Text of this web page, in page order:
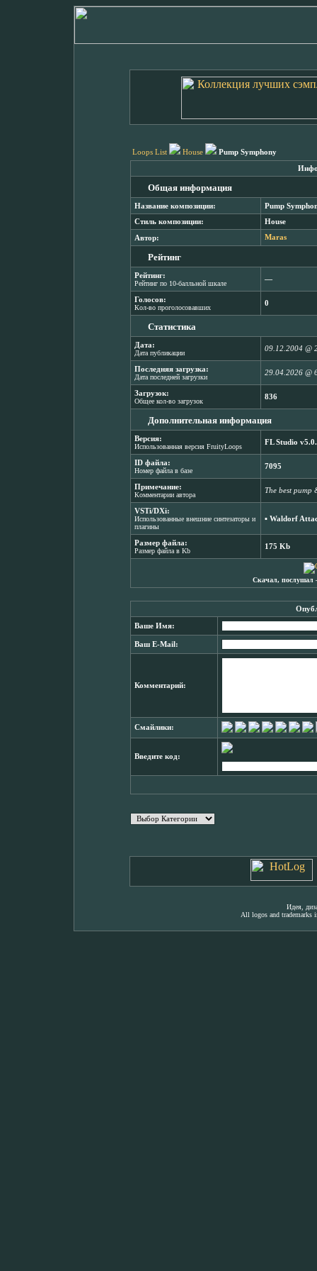
Loops List House Pump Symphony
Общая информация
Название композиции: Pump
Стиль композиции: House
Автор: Maras
Рейтинг
Рейтинг:
Рейтинг по 10-балльной шкале
―
Голосов:
Кол-во проголосовавших
0
Статистика
Дата:
Дата публикации
09.12.2004 @
Последняя загрузка:
Дата последней загрузки
29.04.2026 @
Загрузок:
Общее кол-во загрузок
836
Дополнительная информация
Версия:
Использованная версия FruityLoops
FL Studio
ID файла:
Номер файла в базе
7095
Примечание:
Комментарии автора
The best
VSTi/DXi:
Использованные внешние синтезаторы и
плагины
▪ Waldorf
Размер файла:
Размер файла в Kb
175 Kb
Скачал, послушал
Ваше Имя:
Ваш E-Mail:
Комментарий:
Смайлики:
Введите код:
Идея,
All logos and trademarks